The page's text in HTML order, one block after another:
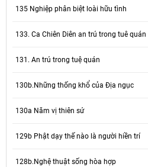
135 Nghiệp phân biệt loài hữu tình
133. Ca Chiên Diên an trú trong tuê quán
131. An trú trong tuệ quán
130b.Những thống khổ của Địa ngục
130a Năm vị thiên sứ
129b Phật dạy thế nào là người hiền trí
128b.Nghệ thuật sống hòa hợp